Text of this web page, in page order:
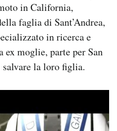
in California,
faglia di Sant’Andrea,
in ricerca e
ex moglie, parte per San
salvare la loro figlia.